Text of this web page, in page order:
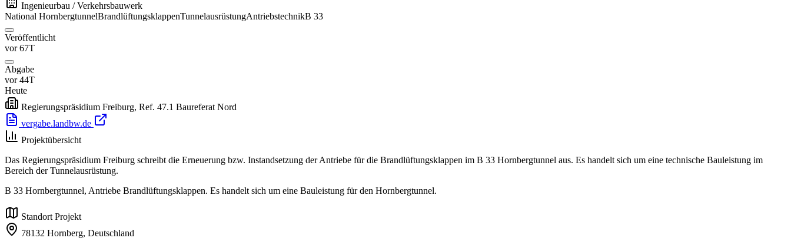
Ingenieurbau / Verkehrsbauwerk
National HornbergtunnelBrandlüftungsklappenTunnelausrüstungAntriebstechnikB 33
Veröffentlicht
vor 67T
Abgabe
vor 44T
Heute
Regierungspräsidium Freiburg, Ref. 47.1 Baureferat Nord
vergabe.landbw.de
Projektübersicht
Das Regierungspräsidium Freiburg schreibt die Erneuerung bzw. Instandsetzung der Antriebe für die Brandlüftungsklappen im B 33 Hornbergtunnel aus. Es handelt sich um eine technische Bauleistung im
Bereich der Tunnelausrüstung.
B 33 Hornbergtunnel, Antriebe Brandlüftungsklappen. Es handelt sich um eine Bauleistung für den Hornbergtunnel.
Standort Projekt
78132 Hornberg, Deutschland